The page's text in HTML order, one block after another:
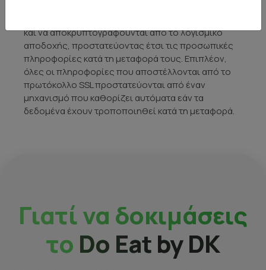
και να αποκρυπτογραφούνται από το λογισμικό
αποδοχής, προστατεύοντας έτσι τις προσωπικές
πληροφορίες κατά τη μεταφορά τους. Επιπλέον,
όλες οι πληροφορίες που αποστέλλονται από το
πρωτόκολλο SSL προστατεύονται από έναν
μηχανισμό που καθορίζει αυτόματα εάν τα
δεδομένα έχουν τροποποιηθεί κατά τη μεταφορά.
Γιατί να δοκιμάσεις
το Do Eat by DK